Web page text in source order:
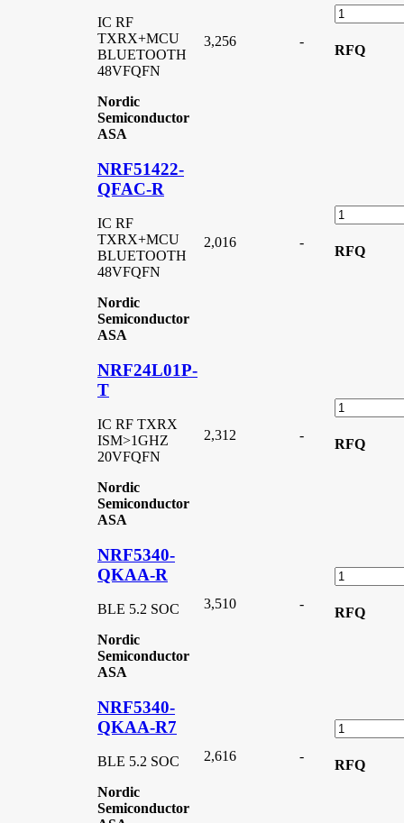
IC RF
TXRX+MCU
BLUETOOTH
48VFQFN
Nordic
Semiconductor
ASA
3,256 -
RFQ
NRF51422-
QFAC-R
IC RF
TXRX+MCU
BLUETOOTH
48VFQFN
Nordic
Semiconductor
ASA
2,016 -
RFQ
NRF24L01P-
T
IC RF TXRX
ISM>1GHZ
20VFQFN
Nordic
Semiconductor
ASA
2,312 -
RFQ
NRF5340-
QKAA-R
BLE 5.2 SOC
Nordic
Semiconductor
ASA
3,510 -
RFQ
NRF5340-
QKAA-R7
BLE 5.2 SOC
Nordic
Semiconductor
2,616 -
RFQ